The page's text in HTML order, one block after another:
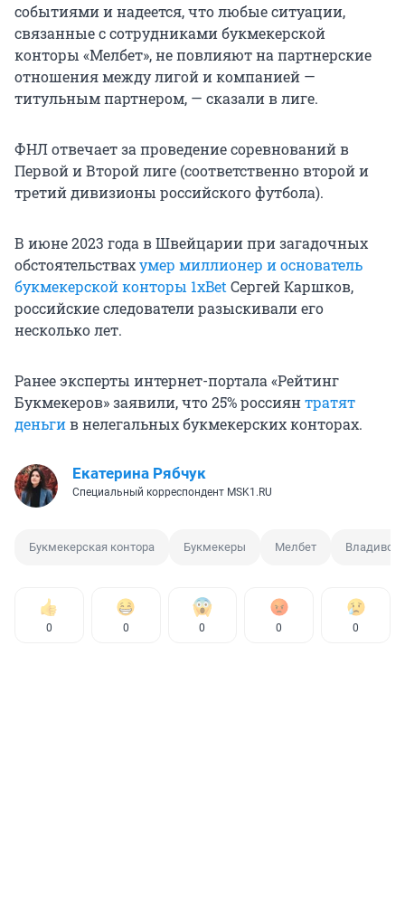
событиями и надеется, что любые ситуации,
связанные с сотрудниками букмекерской
конторы «Мелбет», не повлияют на партнерские
отношения между лигой и компанией —
титульным партнером, — сказали в лиге.
ФНЛ отвечает за проведение соревнований в
Первой и Второй лиге (соответственно второй и
третий дивизионы российского футбола).
В июне 2023 года в Швейцарии при загадочных
обстоятельствахумер миллионер и основатель
букмекерской конторы 1xBet Сергей Каршков,
российские следователи разыскивали его
несколько лет.
Ранее эксперты интернет-портала «Рейтинг
Букмекеров» заявили, что 25% россиянтратят
деньгив нелегальных букмекерских конторах.
Екатерина Рябчук
Специальный корреспондент MSK1.RU
Букмекерская контора Букмекеры Мелбет
0 0 0 0 0